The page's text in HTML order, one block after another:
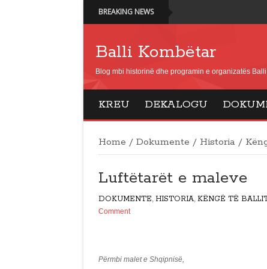
BREAKING NEWS
Balli Kombëtar
Blog mbi historinë dhe programin e organizatës
KREU DEKALOGU
Home / Dokumente / Historia /
Luftëtarët e maleve
DOKUMENTE, HISTORIA, KËNGË TË
Comment
Përmbi malet e Shqipnisë,